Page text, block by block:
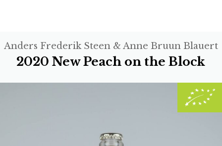
Anders Frederik Steen & Anne Bruun Blauert
2020 New Peach on the Block